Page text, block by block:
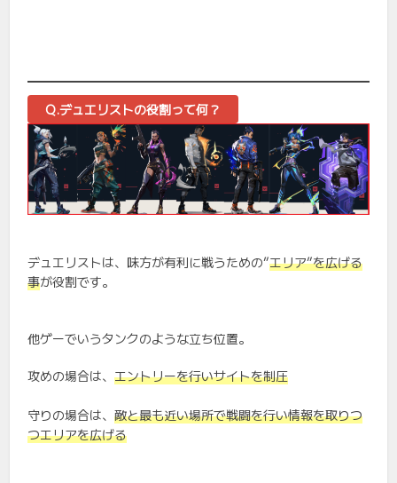
Q.デュエリストの役割って何？
デュエリストは、味方が有利に戦うための”エリア”を広げる
事が役割です。
他ゲーでいうタンクのような立ち位置。
攻めの場合は、エントリーを行いサイトを制圧
守りの場合は、敵と最も近い場所で戦闘を行い情報を取りつ
つエリアを広げる